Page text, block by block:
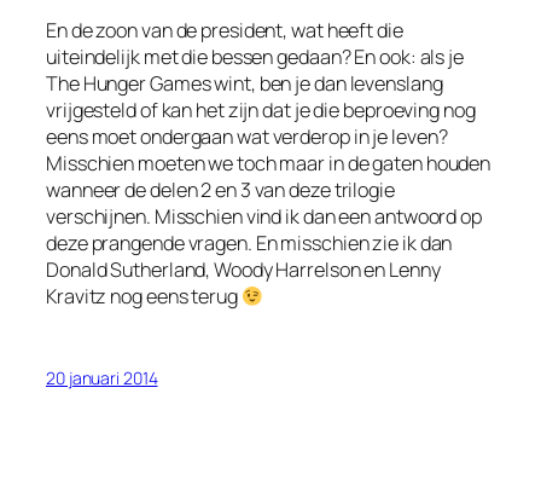
En de zoon van de president, wat heeft die
uiteindelijk met die bessen gedaan? En ook: als je
The Hunger Games wint, ben je dan levenslang
vrijgesteld of kan het zijn dat je die beproeving nog
eens moet ondergaan wat verderop in je leven?
Misschien moeten we toch maar in de gaten houden
wanneer de delen 2 en 3 van deze trilogie
verschijnen. Misschien vind ik dan een antwoord op
deze prangende vragen. En misschien zie ik dan
Donald Sutherland, Woody Harrelson en Lenny
Kravitz nog eens terug
20 januari 2014